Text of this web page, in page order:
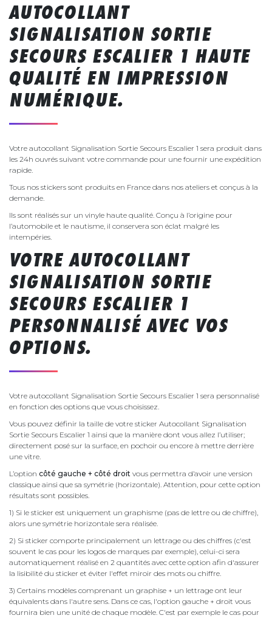
AUTOCOLLANT
SIGNALISATION SORTIE
SECOURS ESCALIER 1 HAUTE
QUALITÉ EN IMPRESSION
NUMÉRIQUE.
Votre autocollant Signalisation Sortie Secours Escalier 1 sera produit dans
les 24h ouvrés suivant votre commande pour une fournir une expédition
rapide.
Tous nos stickers sont produits en France dans nos ateliers et conçus à la
demande.
Ils sont réalisés sur un vinyle haute qualité. Conçu à l’origine pour
l’automobile et le nautisme, il conservera son éclat malgré les
intempéries.
VOTRE AUTOCOLLANT
SIGNALISATION SORTIE
SECOURS ESCALIER 1
PERSONNALISÉ AVEC VOS
OPTIONS.
Votre autocollant Signalisation Sortie Secours Escalier 1 sera personnalisé
en fonction des options que vous choisissez.
Vous pouvez définir la taille de votre sticker Autocollant Signalisation
Sortie Secours Escalier 1 ainsi que la manière dont vous allez l’utiliser;
directement posé sur la surface, en pochoir ou encore à mettre derrière
une vitre.
L’option côté gauche + côté droit vous permettra d’avoir une version
classique ainsi que sa symétrie (horizontale). Attention, pour cette option
résultats sont possibles.
1) Si le sticker est uniquement un graphisme (pas de lettre ou de chiffre),
alors une symétrie horizontale sera réalisée.
2) Si sticker comporte principalement un lettrage ou des chiffres (c'est
souvent le cas pour les logos de marques par exemple), celui-ci sera
automatiquement réalisé en 2 quantités avec cette option afin d'assurer
la lisibilité du sticker et éviter l'effet miroir des mots ou chiffre.
3) Certains modèles comprenant un graphise + un lettrage ont leur
équivalents dans l'autre sens. Dans ce cas, l'option gauche + droit vous
fournira bien une unité de chaque modèle. C'est par exemple le cas pour